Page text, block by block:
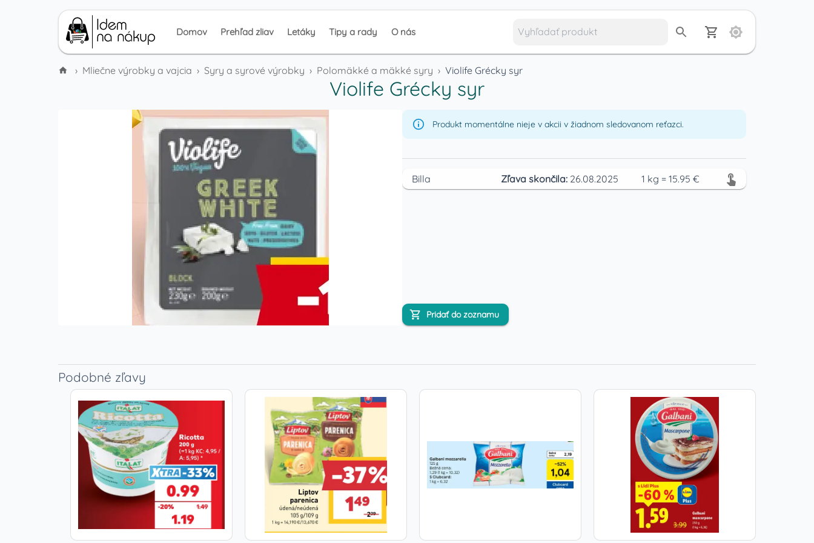
Domov Prehľad zliav Letáky Tipy a rady O nás
› Mliečne výrobky a vajcia › Syry a syrové výrobky › Polomäkké a mäkké syry › Violife Grécky syr
Violife Grécky syr
Produkt momentálne nieje v akcii v žiadnom sledovanom reťazci.
Billa Zľava skončila: 26.08.2025 1 kg = 15.95 €
Pridať do zoznamu
Podobné zľavy